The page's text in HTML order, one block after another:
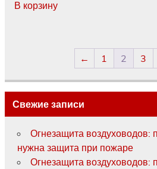
В корзину
← 1 2 3
Свежие записи
Огнезащита воздуховодов:
нужна защита при пожаре
Огнезащита воздуховодов: